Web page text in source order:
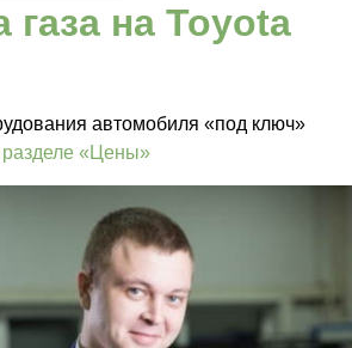
газа на Toyota
автомобиля «под ключ»
разделе «Цены»